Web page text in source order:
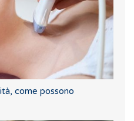
come possono